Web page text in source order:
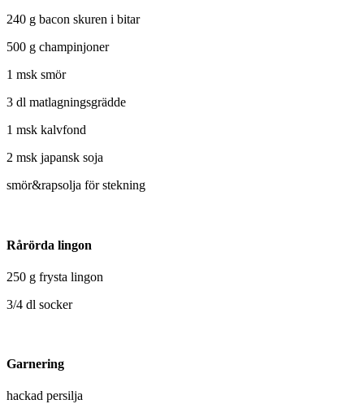
240 g bacon skuren i bitar
500 g champinjoner
1 msk smör
3 dl matlagningsgrädde
1 msk kalvfond
2 msk japansk soja
smör&rapsolja för stekning
Rårörda lingon
250 g frysta lingon
3/4 dl socker
Garnering
hackad persilja